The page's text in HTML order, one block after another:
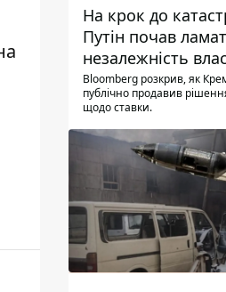
На крок до
Путін почав
незалежність
Центробанку,
знизити базову
Bloomberg розкрив, як
публічно продавив
щодо ставки.